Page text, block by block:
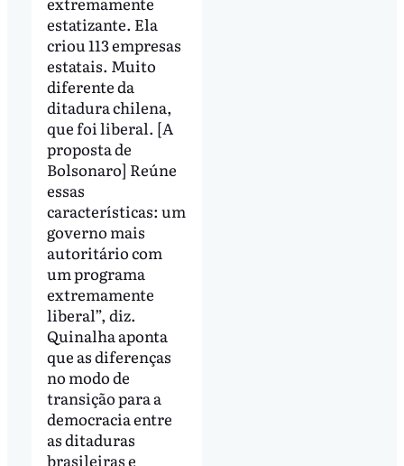
estatizante. Ela
criou 113 empresas
estatais. Muito
diferente da
ditadura chilena,
que foi liberal. [A
proposta de
Bolsonaro] Reúne
essas
características: um
governo mais
autoritário com
um programa
extremamente
liberal”, diz.
Quinalha aponta
que as diferenças
no modo de
transição para a
democracia entre
as ditaduras
brasileiras e